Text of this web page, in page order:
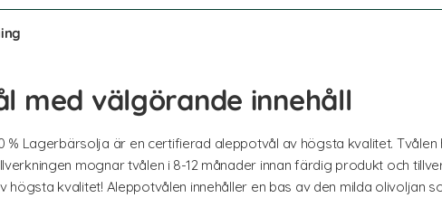
med välgörande innehåll
% Lagerbärsolja är en certifierad aleppotvål av högsta kvalitet.
mognar tvålen i 8-12 månader innan färdig produkt och
högsta kvalitet! Aleppotvålen innehåller en bas av den milda olivoljan